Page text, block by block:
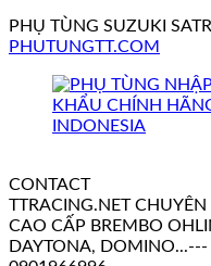
PHỤ TÙNG SUZUKI
PHUTUNGTT.COM
CONTACT
TTRACING.NET
CAO CẤP BREMBO
DAYTONA,